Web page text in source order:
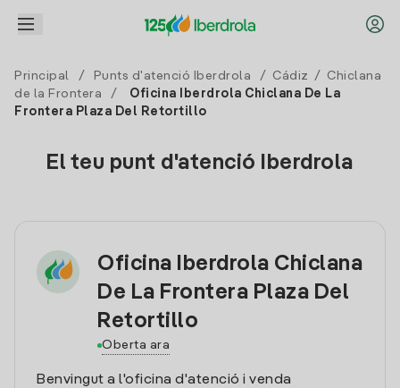
Principal / Punts d'atenció Iberdrola / Cádiz /
Chiclana
de la Frontera
/
Oficina Iberdrola Chiclana De La
Frontera Plaza Del Retortillo
El teu punt d'atenció Iberdrola
Oficina Iberdrola Chiclana
De La Frontera Plaza Del
Retortillo
Oberta ara
Benvingut a l'oficina d'atenció i venda